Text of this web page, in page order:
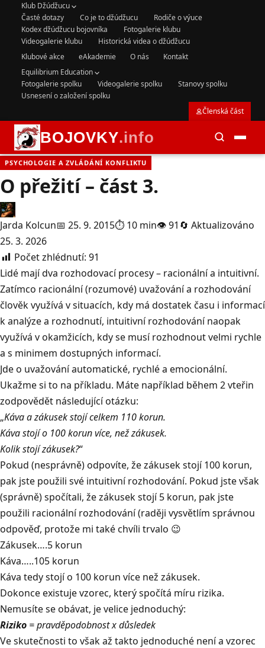
Klub Džúdžucu
Časté dotazy
Co je to džúdžucu
Rodiče o výuce
Kodex džúdžucu bojovníka
Fotogalerie klubu
Videogalerie klubu
Historická videa o džúdžucu
Klubové akce
eAkademie O nás
Kontakt
Equilibrium Education
Fotogalerie spolku
Videogalerie spolku
Stanovy spolku
Usnesení o založení spolku
Členská část
BOJOVKY.info
PSYCHOLOGIE A ZVLÁDÁNÍ KONFLIKTU
O přežití – část 3.
Jarda Kolcun📅 25. 9. 2015⏱ 10 min👁 91 🔄 Aktualizováno
25. 3. 2026
Počet zhlédnutí: 91
Lidé mají dva rozhodovací procesy – racionální a intuitivní.
Zatímco racionální (rozumové) uvažování a rozhodování
člověk využívá v situacích, kdy má dostatek času i informací
k analýze a rozhodnutí, intuitivní rozhodování naopak
využívá v okamžicích, kdy se musí rozhodnout velmi rychle
a s minimem dostupných informací.
Jde o uvažování automatické, rychlé a emocionální.
Ukažme si to na příkladu. Máte například během 2 vteřin
zodpovědět následující otázku:
„Káva a zákusek stojí celkem 110 korun.
Káva stojí o 100 korun více, než zákusek.
Kolik stojí zákusek?“
Pokud (nesprávně) odpovíte, že zákusek stojí 100 korun,
pak jste použili své intuitivní rozhodování. Pokud jste však
(správně) spočítali, že zákusek stojí 5 korun, pak jste
použili racionální rozhodování (raději vysvětlím správnou
odpověď, protože mi také chvíli trvalo 😉
Zákusek….5 korun
Káva…..105 korun
Káva tedy stojí o 100 korun více než zákusek.
Dokonce existuje vzorec, který spočítá míru rizika.
Nemusíte se obávat, je velice jednoduchý:
Riziko = pravděpodobnost x důsledek
Ve skutečnosti to však až takto jednoduché není a vzorec